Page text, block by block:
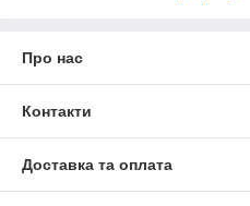
Про нас
Контакти
Доставка та оплата